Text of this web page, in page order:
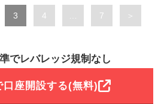
Page
3 Page
4 Page
7 ＞
でレバレッジ規制なし
座開設する(無料)